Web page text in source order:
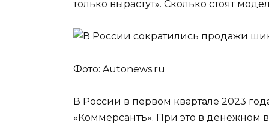
только вырастут». Сколько стоят
Фото: Autonews.ru
В России в первом квартале 2023
«Коммерсантъ». При это в денежном